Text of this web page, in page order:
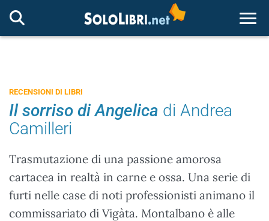
RECENSIONI DI LIBRI
Il sorriso di Angelica di Andrea
Camilleri
Trasmutazione di una passione amorosa
cartacea in realtà in carne e ossa. Una serie di
furti nelle case di noti professionisti animano il
commissariato di Vigàta. Montalbano è alle